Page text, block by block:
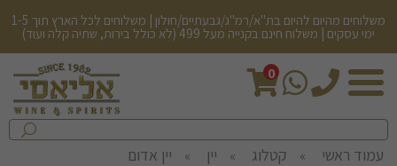
משלוחים מהיום להיום בת"א/רמ"ג/גבעתיים/חולון | משלוחים לכל הארץ תוך 1-5
ימי עסקים | משלוח חינם בקנייה מעל 499 (לא כולל בירות, שתיה קלה ועוד)
0
חיפש
בחנות...
עמוד ראשי קטלוג יין
יין אדום